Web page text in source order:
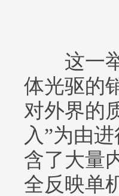
这一举
体光驱的
对外界的
入”为由
含了大量
全反映单